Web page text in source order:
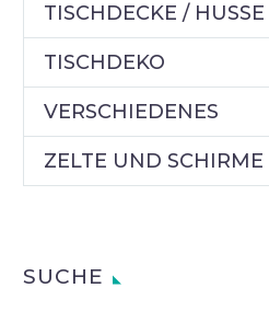
TISCHDECKE / HUSSE
TISCHDEKO
VERSCHIEDENES
ZELTE UND SCHIRME
SUCHE